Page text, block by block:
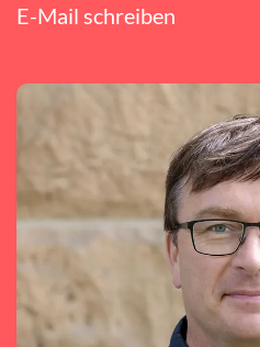
E-Mail schreiben